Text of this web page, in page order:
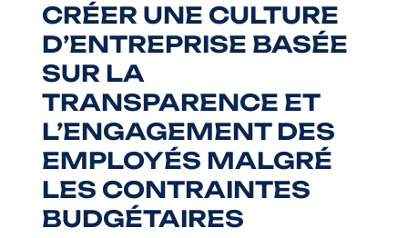
CRÉER UNE CULTURE
D’ENTREPRISE BASÉE
SUR LA
TRANSPARENCE ET
L’ENGAGEMENT DES
EMPLOYÉS MALGRÉ
LES CONTRAINTES
BUDGÉTAIRES